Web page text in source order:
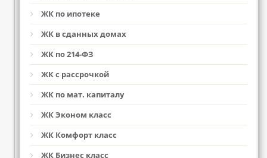
ЖК по ипотеке
ЖК в сданных домах
ЖК по 214-ФЗ
ЖК с рассрочкой
ЖК по мат. капиталу
ЖК Эконом класс
ЖК Комфорт класс
ЖК Бизнес класс